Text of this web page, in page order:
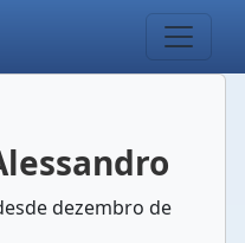
dezembro de